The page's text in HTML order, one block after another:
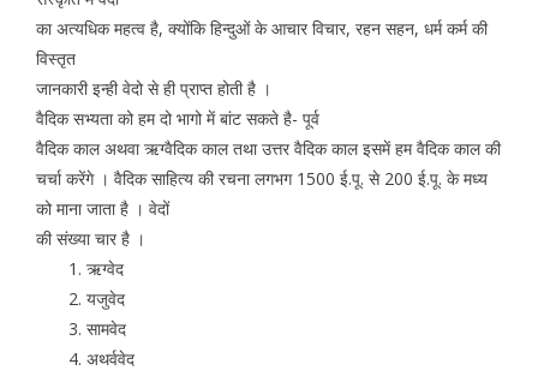
का अत्यधिक महत्व है, क्योंकि हिन्दुओं के आचार विचार, रहन सहन, धर्म कर्म की
विस्तृत
जानकारी इन्ही वेदो से ही प्राप्त होती है ।
वैदिक सभ्यता को हम दो भागो में बांट सकते है- पूर्व
वैदिक काल अथवा ऋग्वैदिक काल तथा उत्तर वैदिक काल इसमें हम वैदिक काल की
चर्चा करेंगे । वैदिक साहित्य की रचना लगभग 1500 ई.पू. से 200 ई.पू. के मध्य
को माना जाता है । वेदों
की संख्या चार है ।
ऋग्वेद
यजुवेद
सामवेद
अथर्ववेद